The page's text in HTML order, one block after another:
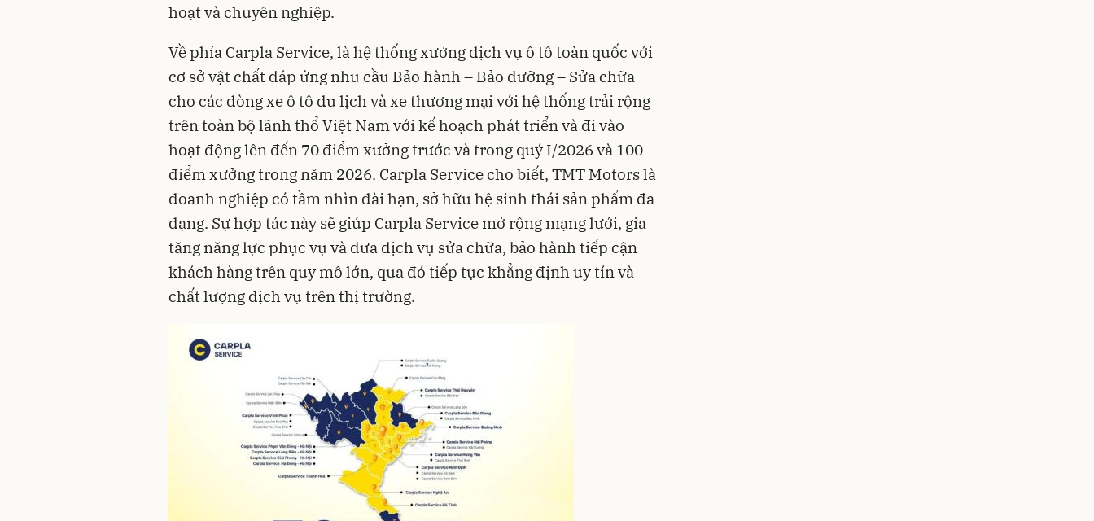
hoạt và chuyên nghiệp.
Về phía Carpla Service, là hệ thống xưởng dịch vụ ô tô toàn quốc với
cơ sở vật chất đáp ứng nhu cầu Bảo hành – Bảo dưỡng – Sửa chữa
cho các dòng xe ô tô du lịch và xe thương mại với hệ thống trải rộng
trên toàn bộ lãnh thổ Việt Nam với kế hoạch phát triển và đi vào
hoạt động lên đến 70 điểm xưởng trước và trong quý I/2026 và 100
điểm xưởng trong năm 2026. Carpla Service cho biết, TMT Motors là
doanh nghiệp có tầm nhìn dài hạn, sở hữu hệ sinh thái sản phẩm đa
dạng. Sự hợp tác này sẽ giúp Carpla Service mở rộng mạng lưới, gia
tăng năng lực phục vụ và đưa dịch vụ sửa chữa, bảo hành tiếp cận
khách hàng trên quy mô lớn, qua đó tiếp tục khẳng định uy tín và
chất lượng dịch vụ trên thị trường.